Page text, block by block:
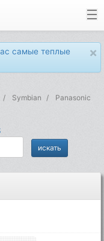
×
самые теплые
Symbian
Panasonic